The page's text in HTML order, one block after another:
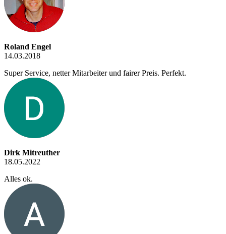
Roland Engel
14.03.2018
Super Service, netter Mitarbeiter und fairer Preis. Perfekt.
Dirk Mitreuther
18.05.2022
Alles ok.